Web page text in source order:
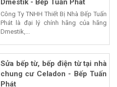
Dmestik - Bếp Tuấn Phát
Công Ty TNHH Thiết Bị Nhà Bếp Tuấn
Phát là đại lý chính hãng của hãng
Dmestik,...
Sửa bếp từ, bếp điện từ tại nhà
chung cư Celadon - Bếp Tuấn
Phát